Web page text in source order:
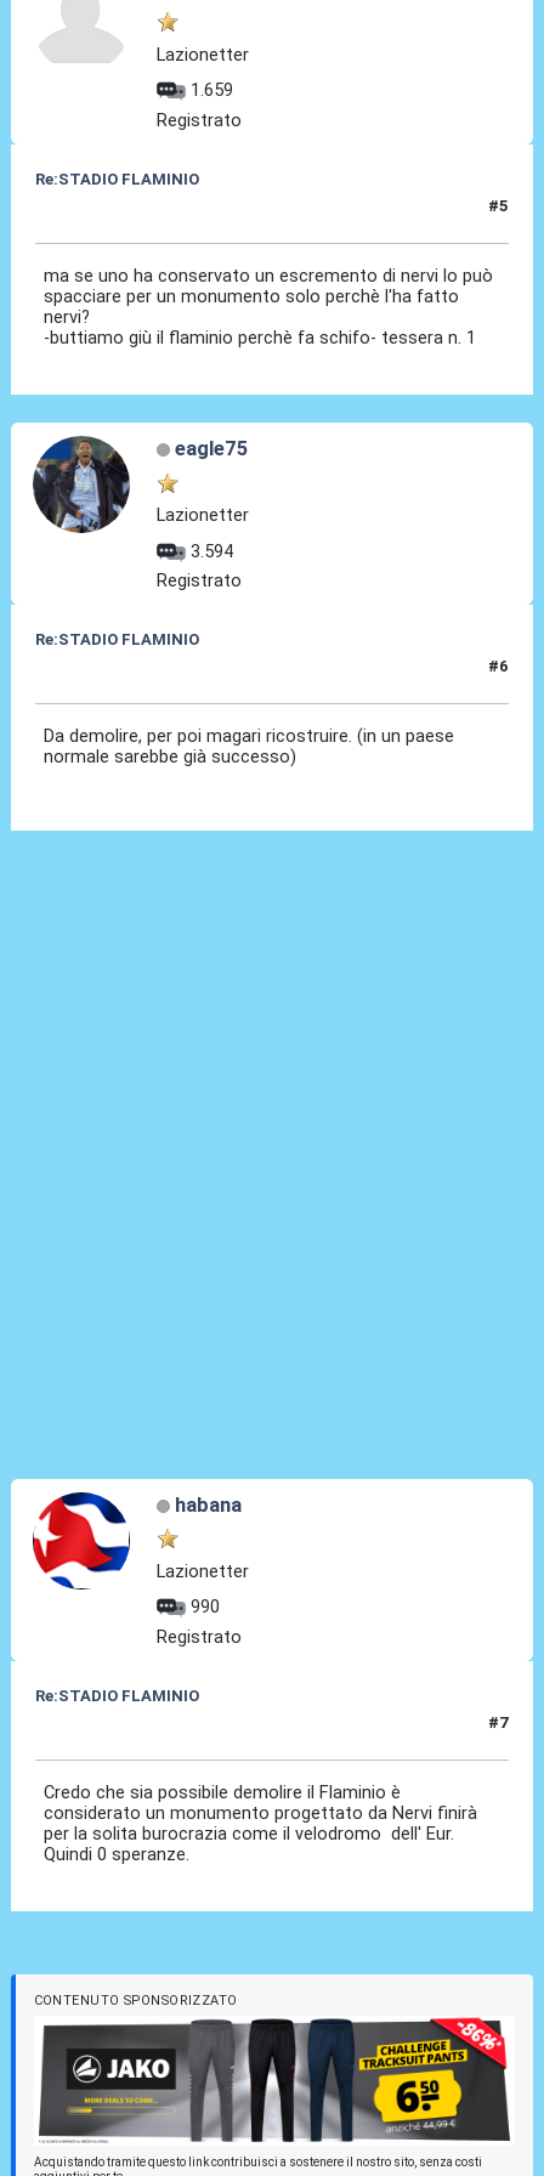
Lazionetter
1.659
Registrato
Re:STADIO FLAMINIO
#5
ma se uno ha conservato un escremento di nervi lo può
spacciare per un monumento solo perchè l'ha fatto
nervi?
-buttiamo giù il flaminio perchè fa schifo- tessera n. 1
eagle75
Lazionetter
3.594
Registrato
Re:STADIO FLAMINIO
#6
Da demolire, per poi magari ricostruire. (in un paese
normale sarebbe già successo)
habana
Lazionetter
990
Registrato
Re:STADIO FLAMINIO
#7
Credo che sia possibile demolire il Flaminio è
considerato un monumento progettato da Nervi finirà
per la solita burocrazia come il velodromo dell' Eur.
Quindi 0 speranze.
CONTENUTO SPONSORIZZATO
Acquistando tramite questo link contribuisci a sostenere il nostro sito, senza costi